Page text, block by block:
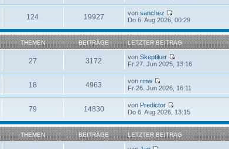
124 19927 vonsanchez
Do 6. Aug 2026, 00:29
THEMEN BEITRÄGE LETZTER BEITRAG
27 3172 vonSkeptiker
Fr 27. Jun 2025, 13:16
18 4963 vonrmw
Fr 26. Jun 2026, 16:11
79 14830 von Predictor
Do 6. Aug 2026, 13:15
THEMEN BEITRÄGE LETZTER BEITRAG